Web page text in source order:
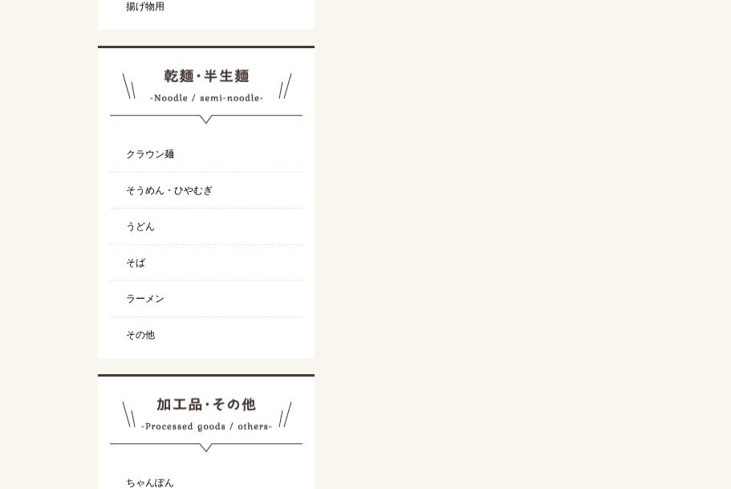
揚げ物用
クラウン麺
そうめん・ひやむぎ
うどん
そば
ラーメン
その他
ちゃんぽん